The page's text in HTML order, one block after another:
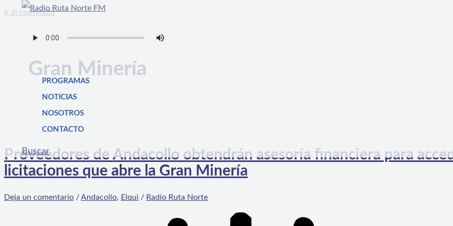
Ir al contenido
PROGRAMAS
NOTICIAS
NOSOTROS
CONTACTO
Buscar
Gran Minería
Proveedores de Andacollo obtendrán asesoría financiera para
licitaciones que abre la Gran Minería
Deja un comentario /Andacollo, Elqui / Radio Ruta Norte